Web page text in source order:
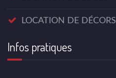
LOCATION DE DÉCORS
Infos pratiques